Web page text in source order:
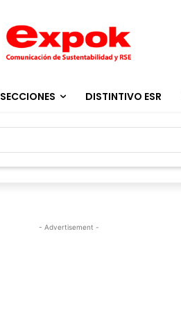
SECCIONES DISTINTIVO ESR
- Advertisement -